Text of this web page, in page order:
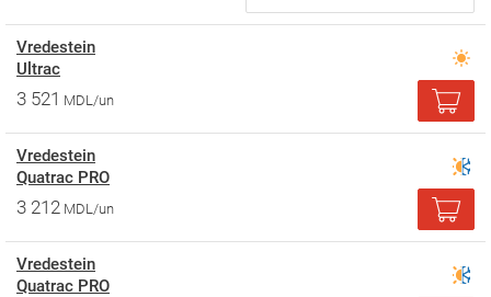
Vredestein
Ultrac
3 521 MDL/un
Vredestein
Quatrac PRO
3 212 MDL/un
Vredestein
Quatrac PRO